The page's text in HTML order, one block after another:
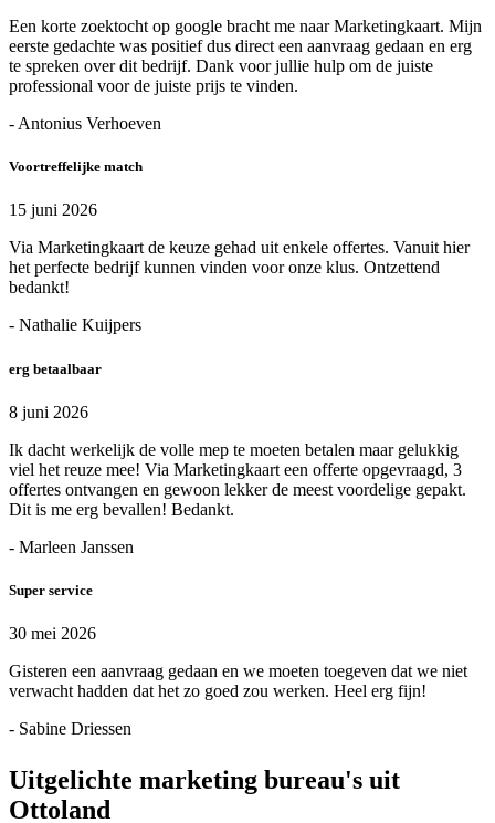
Een korte zoektocht op google bracht me naar Marketingkaart. Mijn
eerste gedachte was positief dus direct een aanvraag gedaan en erg
te spreken over dit bedrijf. Dank voor jullie hulp om de juiste
professional voor de juiste prijs te vinden.
- Antonius Verhoeven
Voortreffelijke match
15 juni 2026
Via Marketingkaart de keuze gehad uit enkele offertes. Vanuit hier
het perfecte bedrijf kunnen vinden voor onze klus. Ontzettend
bedankt!
- Nathalie Kuijpers
erg betaalbaar
8 juni 2026
Ik dacht werkelijk de volle mep te moeten betalen maar gelukkig
viel het reuze mee! Via Marketingkaart een offerte opgevraagd, 3
offertes ontvangen en gewoon lekker de meest voordelige gepakt.
Dit is me erg bevallen! Bedankt.
- Marleen Janssen
Super service
30 mei 2026
Gisteren een aanvraag gedaan en we moeten toegeven dat we niet
verwacht hadden dat het zo goed zou werken. Heel erg fijn!
- Sabine Driessen
Uitgelichte marketing bureau's uit
Ottoland